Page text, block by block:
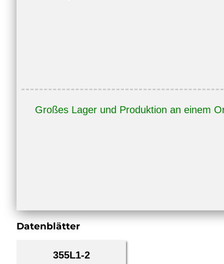
Großes Lager und Produktion an einem
Datenblätter
355L1-2